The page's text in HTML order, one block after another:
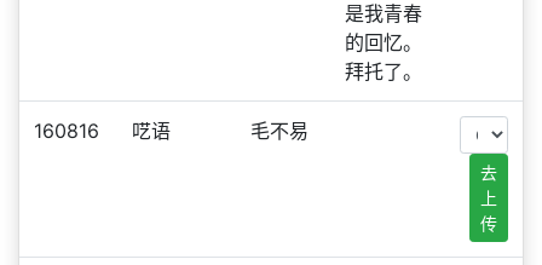
是我青春
的回忆。
拜托了。
160816 呓语 毛不易
去
上
传